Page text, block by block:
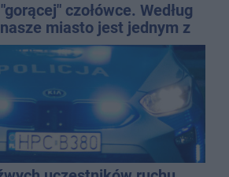
czołówce. Według
miasto jest jednym z
na upały